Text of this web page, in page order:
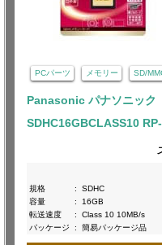
PCパーツ メモリー SD/
Panasonic パナソニック
SDHC16GBCLASS10
規格
:
SDHC
容量
:
16GB
転送速度
:
Class 10 10MB/s
パッケージ
: 簡易パッケージ品